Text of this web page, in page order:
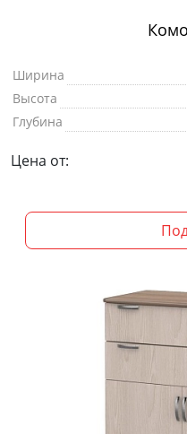
Ширина
Высота
Глубина
Цена от: